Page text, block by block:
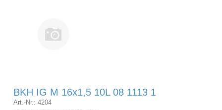
BKH IG M 16x1,5 10L 08 1113 1
Art.-Nr.: 4204